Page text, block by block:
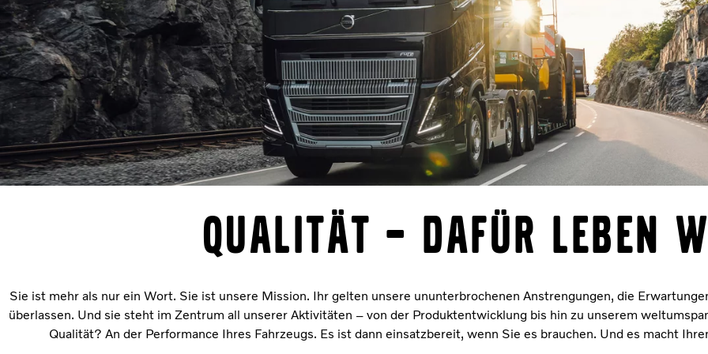
Qualität – dafür leben
Sie ist mehr als nur ein Wort. Sie ist unsere Mission. Ihr gelten unsere ununterbrochenen Anstrengungen, die
überlassen. Und sie steht im Zentrum all unserer Aktivitäten – von der Produktentwicklung bis hin zu unserem
Qualität? An der Performance Ihres Fahrzeugs. Es ist dann einsatzbereit, wenn Sie es brauchen. Und es macht